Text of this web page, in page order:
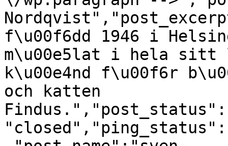
f\u00f6dd 1946 i
m\u00e5lat i hela sitt
k\u00e4nd f\u00f6r
och katten